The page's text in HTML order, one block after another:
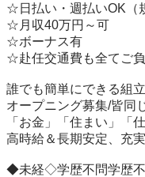
☆日払い・週払いOK（
☆月収40万円～可
☆ボーナス有
☆赴任交通費も全て
誰でも簡単にできる組
オープニング募集/
「お金」「住まい
高時給＆長期安定、充
◆未経◇学歴不問学歴